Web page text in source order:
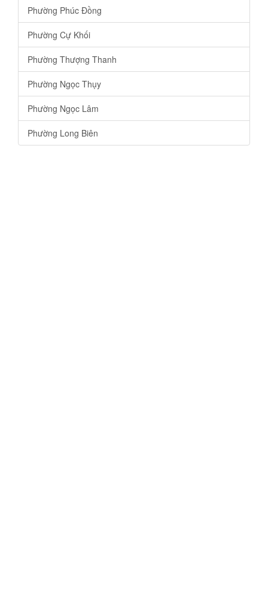
Phường Phúc Đồng
Phường Cự Khối
Phường Thượng Thanh
Phường Ngọc Thụy
Phường Ngọc Lâm
Phường Long Biên